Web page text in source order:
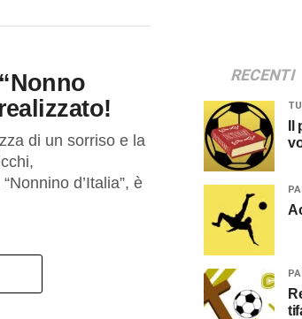
di un sorriso e la
d’Italia”, è
RECENTI